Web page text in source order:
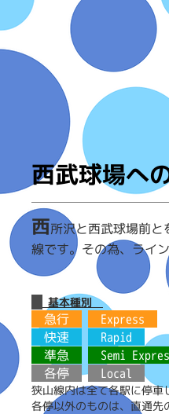
西所沢と西武球場前
線です。その為、ライ
基本種別
急行
Express
快速
Rapid
準急
Semi
各停
Local
狭山線内は全て各駅に停車
各停以外のものは、直通先
西武球場へ